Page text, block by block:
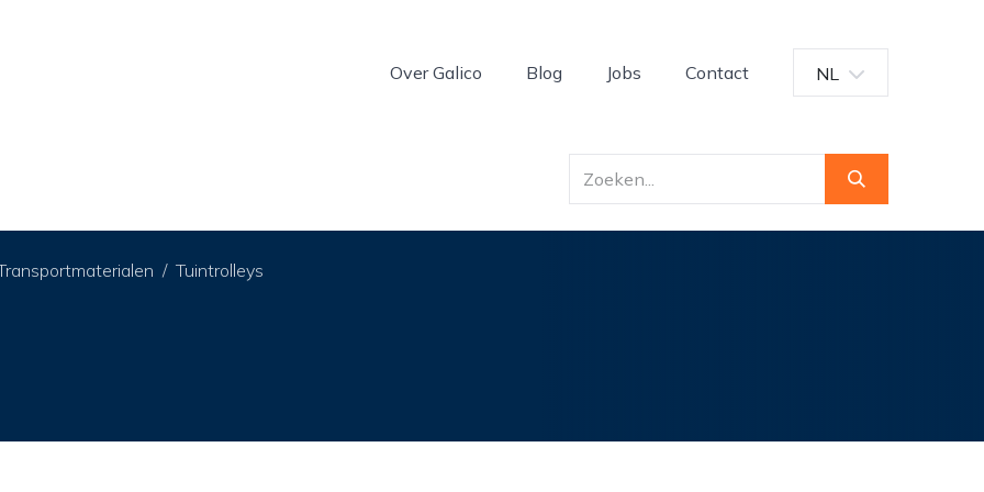
Over Galico Blog Jobs Contact NL
Tuintrolleys